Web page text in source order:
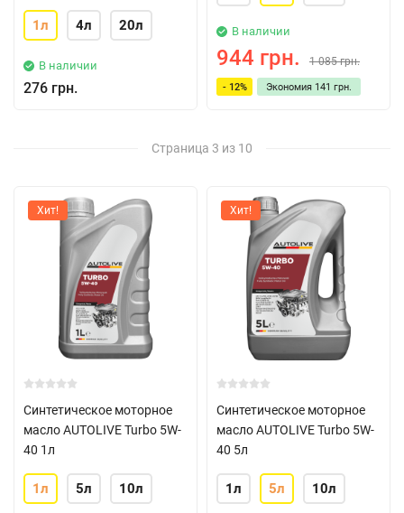
1л 4л 20л
В наличии
276 грн.
В наличии
944 грн. 1 085 грн.
- 12% Экономия 141 грн.
Страница 3 из 10
Хит!
Синтетическое моторное
масло AUTOLIVE Turbo 5W-
40 1л
1л 5л 10л
Хит!
Синтетическое моторное
масло AUTOLIVE Turbo 5W-
40 5л
1л 5л 10л